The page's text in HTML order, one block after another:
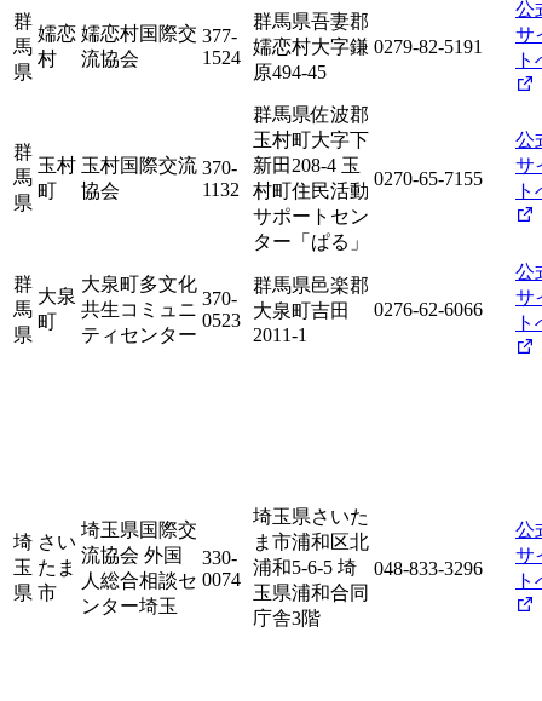
群
馬
県
嬬恋
村
嬬恋村国際交
流協会
377-
1524
群馬県吾妻郡
嬬恋村大字鎌
原494-45
0279-82-5191
公
サ
ト
群
馬
県
玉村
町
玉村国際交流
協会
370-
1132
群馬県佐波郡
玉村町大字下
新田208-4 玉
村町住民活動
サポートセン
ター「ぱる」
0270-65-7155
公
サ
ト
群
馬
県
大泉
町
大泉町多文化
共生コミュニ
ティセンター
370-
0523
群馬県邑楽郡
大泉町吉田
2011-1
0276-62-6066
公
サ
ト
埼
玉
県
さい
たま
市
埼玉県国際交
流協会 外国
人総合相談セ
ンター埼玉
330-
0074
埼玉県さいた
ま市浦和区北
浦和5-6-5 埼
玉県浦和合同
庁舎3階
048-833-3296
公
サ
ト